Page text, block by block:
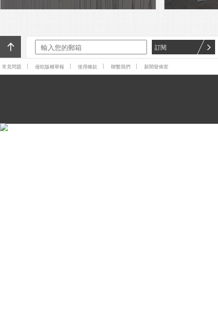
訂閱
常見問題 侵犯版權舉報 使用條款 聯繫我們 新聞發佈室